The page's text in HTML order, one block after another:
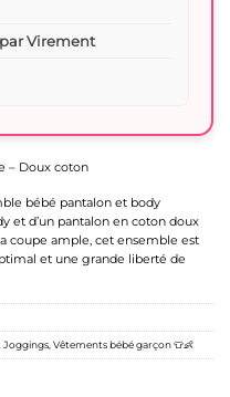
– Doux coton
bébé pantalon et body
et d’un pantalon en coton doux
coupe ample, cet ensemble est
et une grande liberté de
Virement
Joggings,Vêtements bébé garçon 👕👶